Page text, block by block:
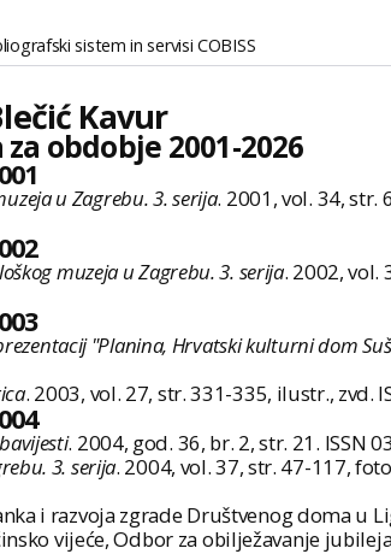
sistem in servisi COBISS
Kavur
obdobje 2001-2026
u Zagrebu. 3. serija. 2001, vol. 34, str.
muzeja u Zagrebu. 3. serija. 2002, vol.
"Planina, Hrvatski kulturni dom
. 2003, vol. 27, str. 331-335, ilustr., zvd.
. 2004, god. 36, br. 2, str. 21. ISSN
3. serija. 2004, vol. 37, str. 47-117,
i razvoja zgrade Društvenog doma u
vijeće, Odbor za obilježavanje